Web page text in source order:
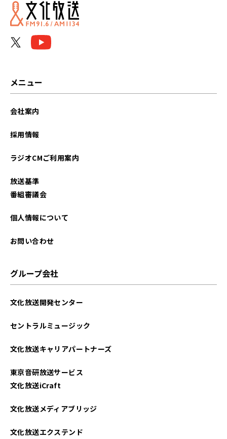
2026年06月
2025年09月
2025年06月
2025年01月
2024年12月
メニュー
会社案内
採用情報
ラジオCMご利用案内
放送基準
番組審議会
個人情報について
お問い合わせ
グループ会社
文化放送開発センター
セントラルミュージック
文化放送キャリアパートナーズ
東京音研放送サービス
文化放送iCraft
文化放送メディアブリッジ
文化放送エクステンド